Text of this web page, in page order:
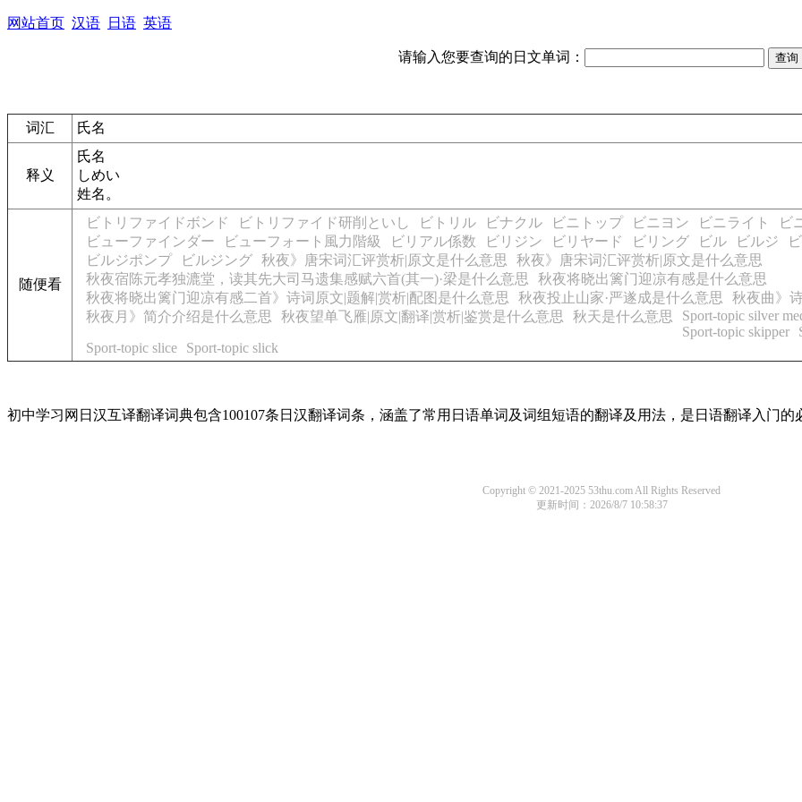
网站首页 汉语 日语 英语
请输入您要查询的日文单词：
词汇 氏名
释义
氏名
しめい
姓名。
随便看
ビトリファイドボンド ビトリファイド研削といし ビトリル ビナクル ビニトップ ビニヨン ビニライト ビ
ビューファインダー
ビューフォート風力階級 ビリアル係数 ビリジン ビリヤード ビリング ビル ビルジ
ビルジポンプ
ビルジング 秋夜》唐宋词汇评赏析|原文是什么意思
秋夜》唐宋词汇评赏析|原文是什么意思
秋夜宿陈元孝独漉堂，读其先大司马遗集感赋六首(其一)·梁是什么意思
秋夜将晓出篱门迎凉有感是什么意思
秋夜将晓出篱门迎凉有感二首》诗词原文|题解|赏析|配图是什么意思
秋夜投止山家·严遂成是什么意思
秋夜曲》
秋夜月》简介介绍是什么意思
秋夜望单飞雁|原文|翻译|赏析|鉴赏是什么意思 秋天是什么意思 Sport-topic silver
Sport-topic skipper
Sport-topic slice
Sport-topic slick
初中学习网日汉互译翻译词典包含100107条日汉翻译词条，涵盖了常用日语单词及词组短语的翻译及用法，是日语翻译入门的
Copyright © 2021-2025 53thu.com All Rights Reserved
更新时间：2026/8/7 10:58:37